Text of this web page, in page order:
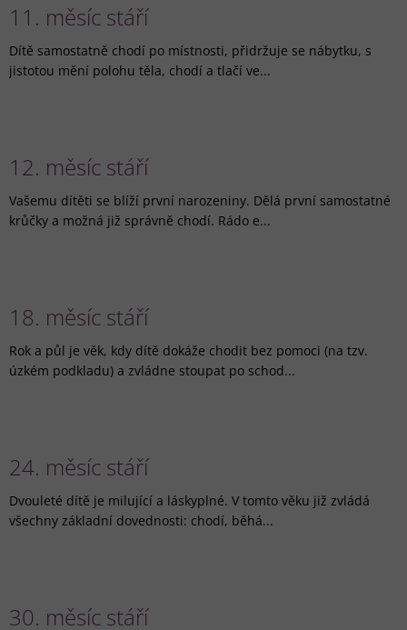
11. měsíc stáří
Dítě samostatně chodí po místnosti, přidržuje se nábytku, s
jistotou mění polohu těla, chodí a tlačí ve...
12. měsíc stáří
Vašemu dítěti se blíží první narozeniny. Dělá první samostatné
krůčky a možná již správně chodí. Rádo e...
18. měsíc stáří
Rok a půl je věk, kdy dítě dokáže chodit bez pomoci (na tzv.
úzkém podkladu) a zvládne stoupat po schod...
24. měsíc stáří
Dvouleté dítě je milující a láskyplné. V tomto věku již zvládá
všechny základní dovednosti: chodí, běhá...
30. měsíc stáří